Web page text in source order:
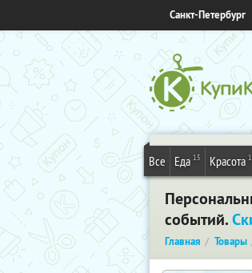
Санкт-Петербург
Все Еда 15 Красота
событий.
Главная Товары